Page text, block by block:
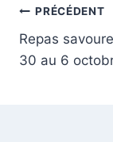
de
PRÉCÉDENT
Repas
30 au 6